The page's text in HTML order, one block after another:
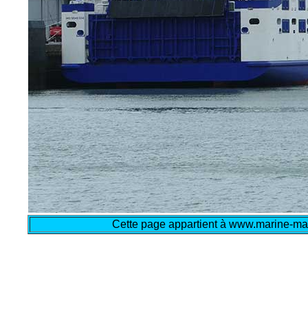
Cette page appartient à www.marine-